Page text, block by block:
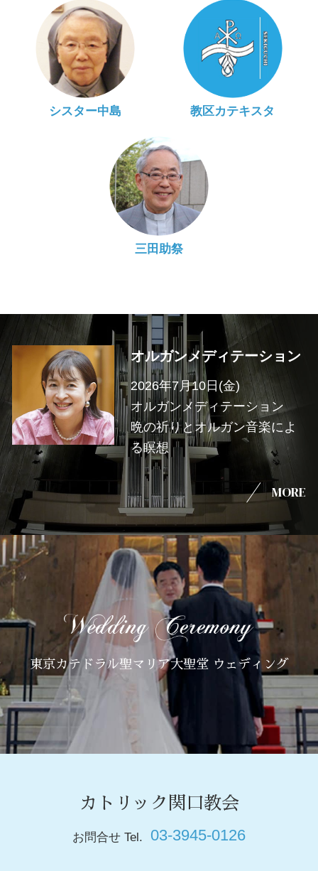
シスター中島 教区カテキスタ
三田助祭
オルガンメディテーション
2026年7月10日(金)
オルガンメディテーション
晩の祈りとオルガン音楽によ
る瞑想
MORE
東京カテドラル聖マリア大聖堂 ウェディング
カトリック関口教会
お問合せ Tel. 03-3945-0126